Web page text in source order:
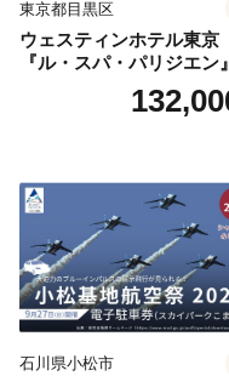
東京都目黒区
ウェスティンホテル東京
『ル・スパ・パリジエン
べるボディセラピー90分/
石川県小松市